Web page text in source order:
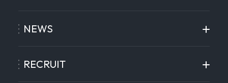
NEWS
RECRUIT